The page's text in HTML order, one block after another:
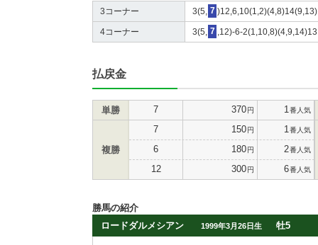
3コーナー 3(5, 7
4コーナー 3(5, 7 ,12)-6-
払戻金
単勝 7 370円 1 番人気
複勝
7 150円 1 番人気
6 180円 2番人気
12 300円 6番人気
勝馬の紹介
ロードダルメシアン
1999年3月26日生 牡5